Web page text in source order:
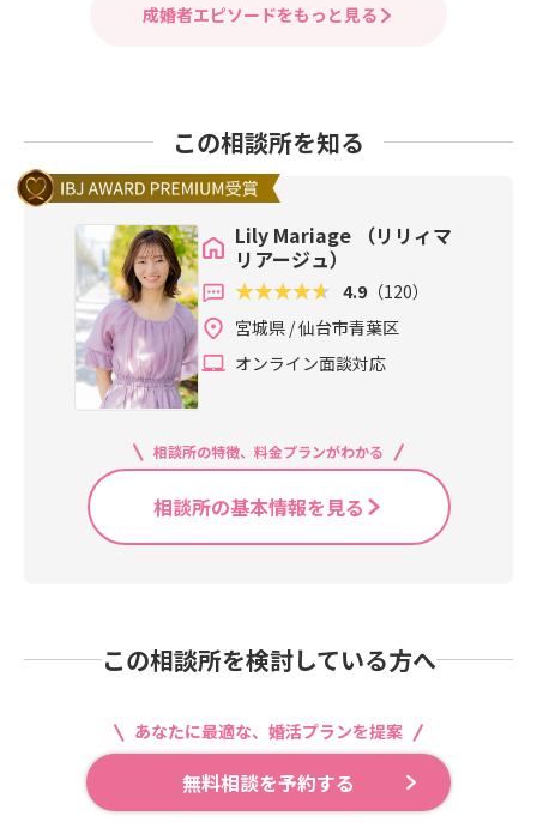
成婚者エピソードをもっと見る
この相談所を知る
Lily Mariage （リリィマ
リアージュ）
4.9 （120）
宮城県 / 仙台市青葉区
オンライン面談対応
相談所の特徴、料金プランがわかる
相談所の基本情報を見る
この相談所を検討している方へ
あなたに最適な、婚活プランを提案
無料相談を予約する